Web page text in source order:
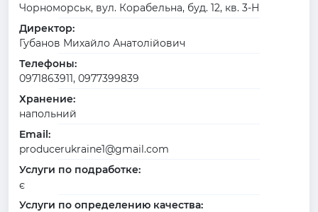
Чорноморськ, вул. Корабельна, буд. 12, кв. 3-Н
Директор:
Губанов Михайло Анатолійович
Телефоны:
0971863911, 0977399839
Хранение:
напольний
Email:
producerukraine1@gmail.com
Услуги по подработке:
є
Услуги по определению качества: